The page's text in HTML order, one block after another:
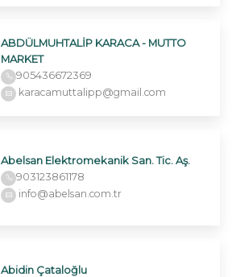
ABDÜLMUHTALİP KARACA - MUTTO
MARKET
905436672369
karacamuttalipp@gmail.com
Abelsan Elektromekanik San. Tic. Aş.
903123861178
info@abelsan.com.tr
Abidin Çataloğlu